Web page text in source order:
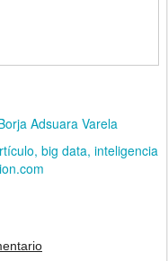
Adsuara Varela
big data inteligencia